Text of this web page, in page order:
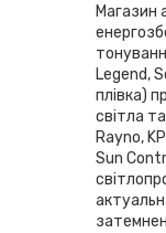
Магазин
Legend,
плівка)
світла
Rayno,
Sun